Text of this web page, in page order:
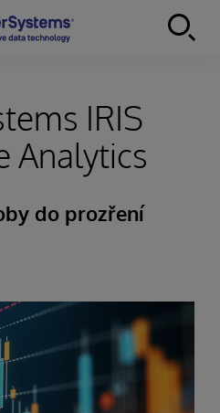
IRIS
Analytics
do prozření